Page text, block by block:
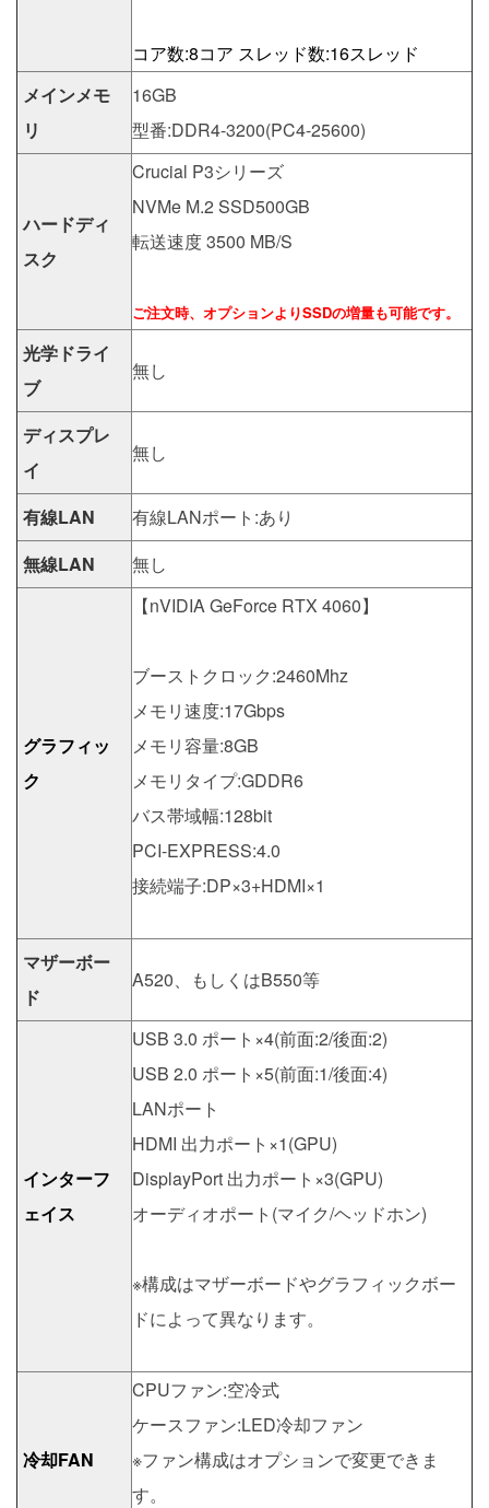
コア数:8コア スレッド数:16スレッド
メインメモ
リ
16GB
型番:DDR4-3200(PC4-25600)
ハードディ
スク
Crucial P3シリーズ
NVMe M.2 SSD500GB
転送速度 3500 MB/S
ご注文時、オプションよりSSDの増量も可能です。
光学ドライ
ブ
無し
ディスプレ
イ
無し
有線LAN
有線LANポート:あり
無線LAN
無し
グラフィッ
ク
【nVIDIA GeForce RTX 4060】
ブーストクロック:2460Mhz
メモリ速度:17Gbps
メモリ容量:8GB
メモリタイプ:GDDR6
バス帯域幅:128bit
PCI-EXPRESS:4.0
接続端子:DP×3+HDMI×1
マザーボー
ド
A520、もしくはB550等
インターフ
ェイス
USB 3.0 ポート×4(前面:2/後面:2)
USB 2.0 ポート×5(前面:1/後面:4)
LANポート
HDMI 出力ポート×1(GPU)
DisplayPort 出力ポート×3(GPU)
オーディオポート(マイク/ヘッドホン)
※構成はマザーボードやグラフィックボー
ドによって異なります。
冷却FAN
CPUファン:空冷式
ケースファン:LED冷却ファン
※ファン構成はオプションで変更できま
す。